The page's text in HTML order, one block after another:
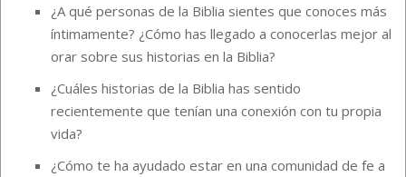
¿A qué personas de la Biblia sientes que conoces más
íntimamente? ¿Cómo has llegado a conocerlas mejor al
orar sobre sus historias en la Biblia?
¿Cuáles historias de la Biblia has sentido
recientemente que tenían una conexión con tu propia
vida?
¿Cómo te ha ayudado estar en una comunidad de fe a